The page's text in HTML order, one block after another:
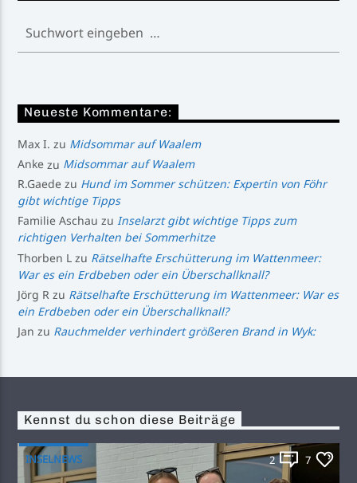
Neueste Kommentare:
Max I. zu Midsommar auf Waalem
Anke zu Midsommar auf Waalem
R.Gaede zu Hund im Sommer schützen: Expertin von Föhr
gibt wichtige Tipps
Familie Aschau zuInselarzt gibt wichtige Tipps zum
richtigen Verhalten bei Sommerhitze
Thorben L zu Rätselhafte Erschütterung im Wattenmeer:
War es ein Erdbeben oder ein Überschallknall?
Jörg R zu Rätselhafte Erschütterung im Wattenmeer: War es
ein Erdbeben oder ein Überschallknall?
Jan zu Rauchmelder verhindert größeren Brand in Wyk:
Kennst du schon diese Beiträge
INSELNEWS 2 7